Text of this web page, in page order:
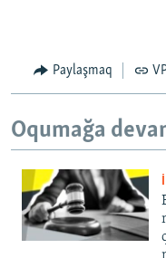
Paylaşmaq
Oqumağa